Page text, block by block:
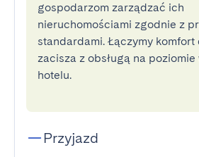
gospodarzom zarządzać ich
nieruchomościami zgodnie z
standardami. Łączymy komfort
zacisza z obsługą na
hotelu.
Przyjazd